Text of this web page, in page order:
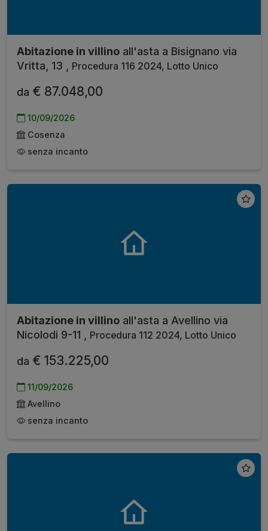
Abitazione in villino all'asta a Bisignano via
Vritta, 13 ,
Procedura 116 2024, Lotto Unico
da € 87.048,00
10/09/2026
Cosenza
senza incanto
Abitazione in villino all'asta a Avellino via
Nicolodi 9-11 ,
Procedura 112 2024, Lotto Unico
da € 153.225,00
11/09/2026
Avellino
senza incanto